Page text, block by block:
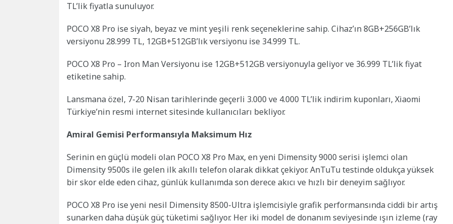
TL’lik fiyatla sunuluyor.
POCO X8 Pro ise siyah, beyaz ve mint yeşili renk seçeneklerine sahip. Cihaz’ın 8GB+256GB’lık
versiyonu 28.999 TL, 12GB+512GB’lık versiyonu ise 34.999 TL.
POCO X8 Pro – Iron Man Versiyonu ise 12GB+512GB versiyonuyla geliyor ve 36.999 TL’lik fiyat
etiketine sahip.
Lansmana özel, 7-20 Nisan tarihlerinde geçerli 3.000 ve 4.000 TL’lik indirim kuponları, Xiaomi
Türkiye’nin resmi internet sitesinde kullanıcıları bekliyor.
Amiral Gemisi Performansıyla Maksimum Hız
Serinin en güçlü modeli olan POCO X8 Pro Max, en yeni Dimensity 9000 serisi işlemci olan
Dimensity 9500s ile gelen ilk akıllı telefon olarak dikkat çekiyor. AnTuTu testinde oldukça yüksek
bir skor elde eden cihaz, günlük kullanımda son derece akıcı ve hızlı bir deneyim sağlıyor.
POCO X8 Pro ise yeni nesil Dimensity 8500-Ultra işlemcisiyle grafik performansında ciddi bir artış
sunarken daha düşük güç tüketimi sağlıyor. Her iki model de donanım seviyesinde ışın izleme (ray